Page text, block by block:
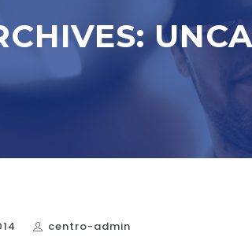
centro-admin